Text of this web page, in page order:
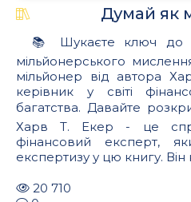
Думай як
📚 Шукаєте ключ до
мільйонерського
мільйонер від автора
керівник у світі
багатства. Давайте
Харв Т. Екер - це
фінансовий експерт,
експертизу у цю книгу. Він
20 710